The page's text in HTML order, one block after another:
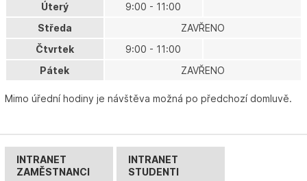
Úterý
9:00 - 11:00
Středa
ZAVŘENO
Čtvrtek
9:00 - 11:00
Pátek
ZAVŘENO
Mimo úřední hodiny je návštěva možná po předchozí domluvě.
INTRANET
ZAMĚSTNANCI
INTRANET
STUDENTI